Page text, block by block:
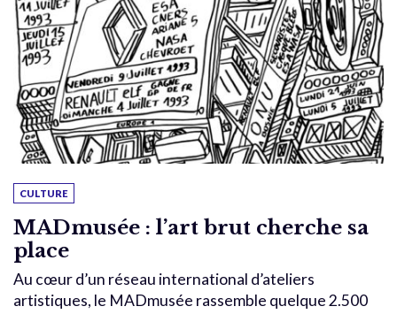
CULTURE
MADmusée : l’art brut cherche sa
place
Au cœur d’un réseau international d’ateliers
artistiques, le MADmusée rassemble quelque 2.500